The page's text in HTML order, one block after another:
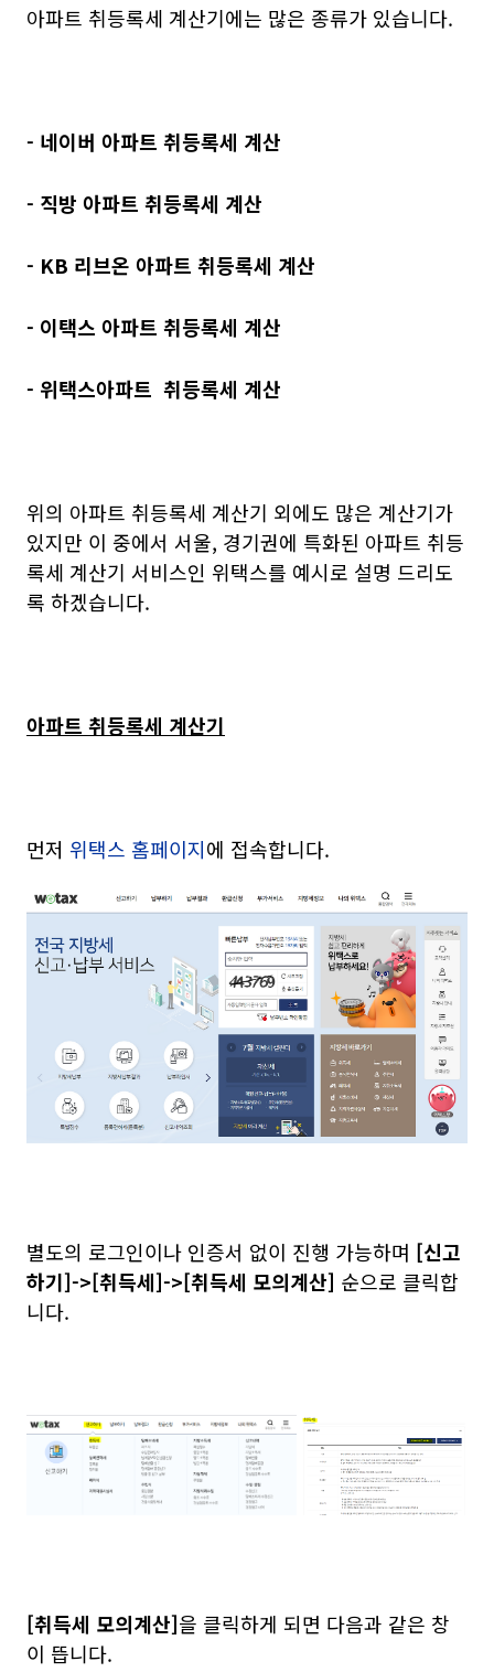
아파트 취등록세 계산기에는 많은 종류가 있습니다.
- 네이버 아파트 취등록세 계산
- 직방 아파트 취등록세 계산
- KB 리브온 아파트 취등록세 계산
- 이택스 아파트 취등록세 계산
- 위택스아파트 취등록세 계산
위의 아파트 취등록세 계산기 외에도 많은 계산기가
있지만 이 중에서 서울, 경기권에 특화된 아파트 취등
록세 계산기 서비스인 위택스를 예시로 설명 드리도
록 하겠습니다.
아파트 취등록세 계산기
먼저 위택스 홈페이지에 접속합니다.
별도의 로그인이나 인증서 없이 진행 가능하며 [신고
하기]->[취득세]->[취득세 모의계산] 순으로 클릭합
니다.
[취득세 모의계산]을 클릭하게 되면 다음과 같은 창
이 뜹니다.